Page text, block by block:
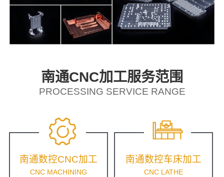
南通CNC加工服务范围
PROCESSING SERVICE RANGE
南通数控CNC加工
CNC MACHINING
南通数控车床加工
CNC LATHE